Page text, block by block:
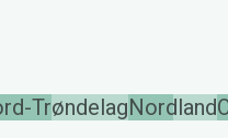
TrøndelagNordland